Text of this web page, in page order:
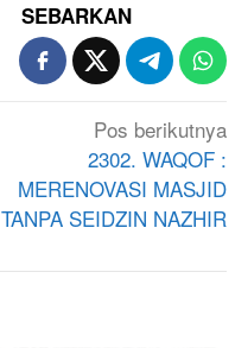
SEBARKAN
Pos berikutnya
2302. WAQOF :
MERENOVASI MASJID
TANPA SEIDZIN NAZHIR